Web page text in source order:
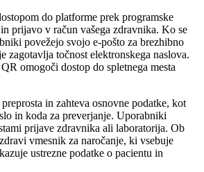
do platforme prek programske
prijavo v račun vašega zdravnika. Ko se
povežejo svojo e-pošto za brezhibno
zagotavlja točnost elektronskega naslova.
omogoči dostop do spletnega mesta
in zahteva osnovne podatke, kot
in koda za preverjanje. Uporabniki
prijave zdravnika ali laboratorija. Ob
vmesnik za naročanje, ki vsebuje
ustrezne podatke o pacientu in